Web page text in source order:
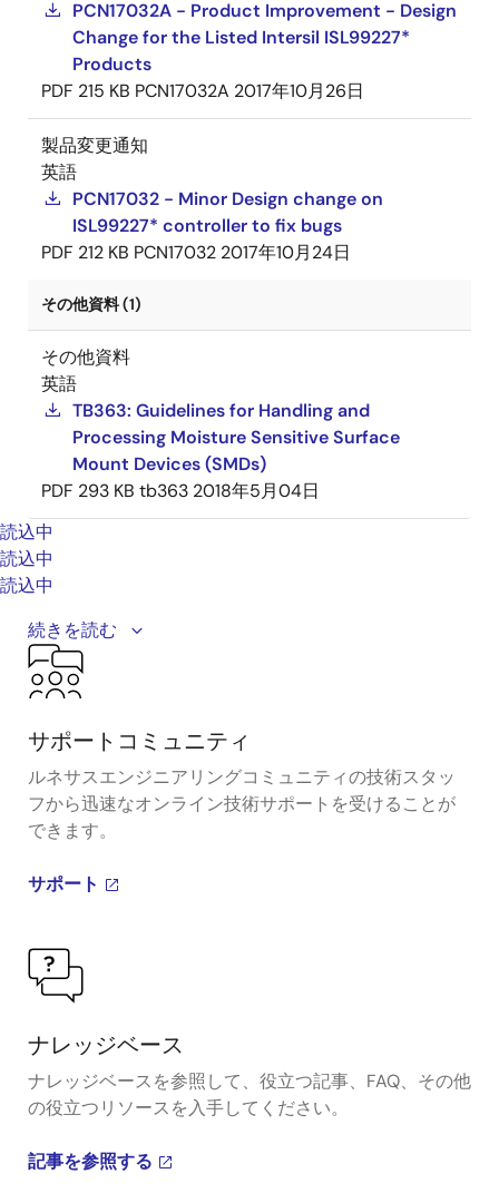
PCN17032A - Product Improvement - Design
Change for the Listed Intersil ISL99227*
Products
PDF 215 KB PCN17032A 2017年10月26日
製品変更通知
英語
PCN17032 - Minor Design change on
ISL99227* controller to fix bugs
PDF 212 KB PCN17032 2017年10月24日
その他資料 (1)
その他資料
英語
TB363: Guidelines for Handling and
Processing Moisture Sensitive Surface
Mount Devices (SMDs)
PDF 293 KB tb363 2018年5月04日
読込中
読込中
読込中
Introducing 12 new digital multiphase controllers and
a companion smart power stage, including the
industry's first digital solution with an Adaptive
digital multiphase controller solutions can
significantly speed up and simplify design time.
Related Resources
Smart Power Stages
続きを読む
サポートコミュニティ
ルネサスエンジニアリングコミュニティの技術スタッ
フから迅速なオンライン技術サポートを受けることが
できます。
サポート
ナレッジベース
ナレッジベースを参照して、役立つ記事、FAQ、その他
の役立つリソースを入手してください。
記事を参照する